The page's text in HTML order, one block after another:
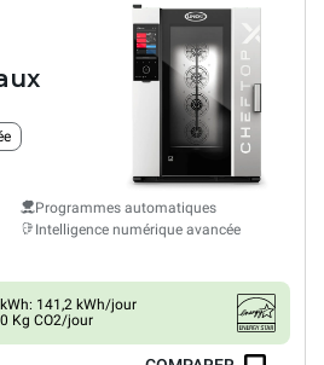
Programmes automatiques
Intelligence numérique avancée
141,2 kWh/jour
Kg CO2/jour